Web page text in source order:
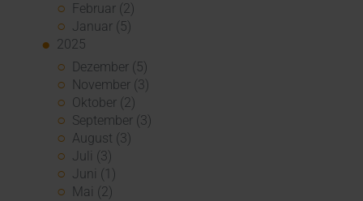
Februar (2)
Januar (5)
2025
Dezember (5)
November (3)
Oktober (2)
September (3)
August (3)
Juli (3)
Juni (1)
Mai (2)